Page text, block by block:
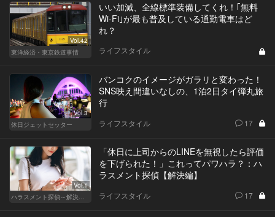
Vol.42
東洋経済・東京鉄道事情
いい加減、全線標準装備してくれ！｢無料
Wi-Fi｣が最も普及している通勤電車はど
れ？
ライフスタイル
Vol.3
休日ジェットセッター
バンコクのイメージがガラリと変わった！
SNS映え間違いなしの、1泊2日タイ弾丸旅
行
ライフスタイル 17
Vol.1
ハラスメント探偵～解決編～
「休日に上司からのLINEを無視したら評価
を下げられた！」これってパワハラ？：ハ
ラスメント探偵【解決編】
ライフスタイル 17